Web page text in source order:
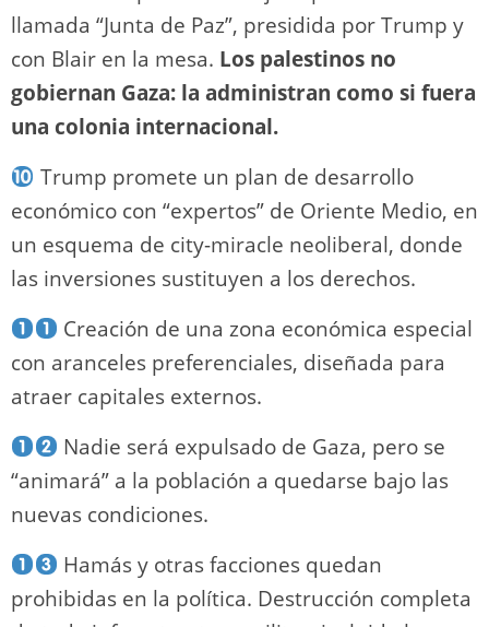
llamada “Junta de Paz”, presidida por Trump y
con Blair en la mesa. Los palestinos no
gobiernan Gaza: la administran como si fuera
una colonia internacional.
Trump promete un plan de desarrollo
económico con “expertos” de Oriente Medio, en
un esquema de city-miracle neoliberal, donde
las inversiones sustituyen a los derechos.
Creación de una zona económica especial
con aranceles preferenciales, diseñada para
atraer capitales externos.
Nadie será expulsado de Gaza, pero se
“animará” a la población a quedarse bajo las
nuevas condiciones.
Hamás y otras facciones quedan
prohibidas en la política. Destrucción completa